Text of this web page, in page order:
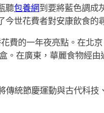
聽包養網到要將藍色調成
世花費者對安康飲食的
費的一年夜亮點。在北
。在廣東，華麗食物經
傳統節慶運動與古代科技